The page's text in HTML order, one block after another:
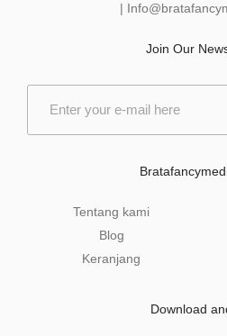
|
Join Our
Tentang kami
Blog
Keranjang
Download